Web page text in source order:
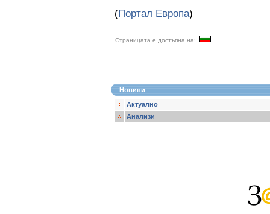
(Портал Европа)
Страницата е достъпна на:
Новини
Актуално
Анализи